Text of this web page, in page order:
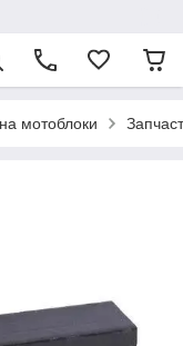
мотоблоки